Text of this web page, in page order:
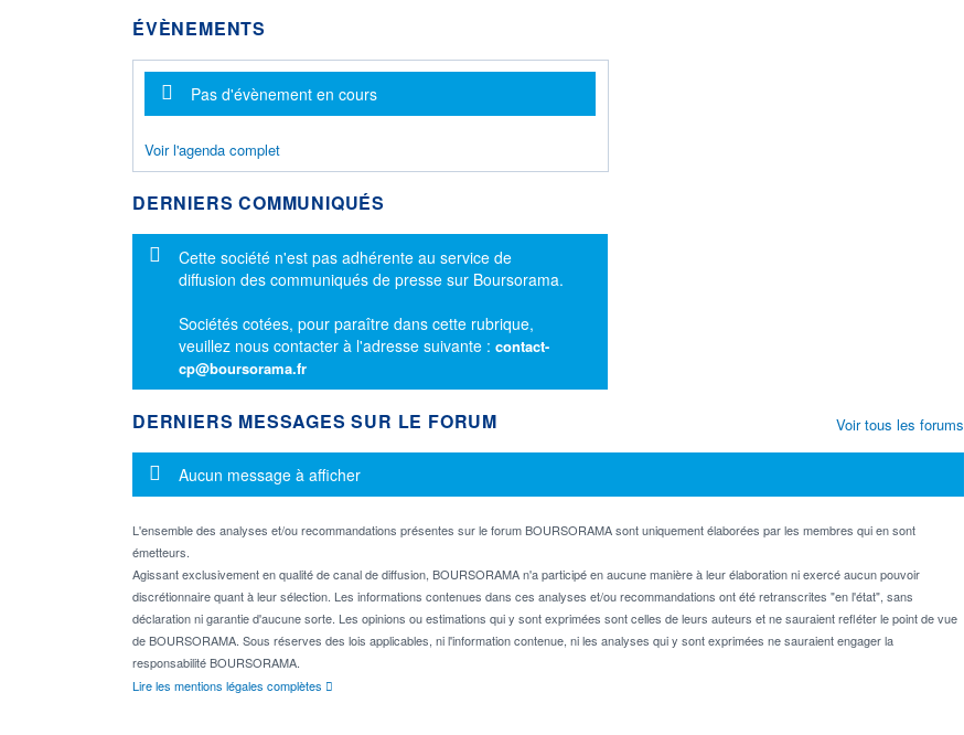
ÉVÈNEMENTS
Message d'information
Pas d'évènement en cours
Voir l'agenda complet
DERNIERS COMMUNIQUÉS
Message d'information
Cette société n'est pas adhérente au service de
diffusion des communiqués de presse sur Boursorama.
Sociétés cotées, pour paraître dans cette rubrique,
veuillez nous contacter à l'adresse suivante : contact-
cp@boursorama.fr
DERNIERS MESSAGES SUR LE FORUM
Message d'information
Aucun message à afficher
L'ensemble des analyses et/ou recommandations présentes sur le forum BOURSORAMA sont uniquement élaborées par les membres qui en sont
émetteurs.
Agissant exclusivement en qualité de canal de diffusion, BOURSORAMA n'a participé en aucune manière à leur élaboration ni exercé aucun pouvoir
discrétionnaire quant à leur sélection. Les informations contenues dans ces analyses et/ou recommandations ont été retranscrites "en l'état", sans
déclaration ni garantie d'aucune sorte. Les opinions ou estimations qui y sont exprimées sont celles de leurs auteurs et ne sauraient refléter le point de vue
de BOURSORAMA. Sous réserves des lois applicables, ni l'information contenue, ni les analyses qui y sont exprimées ne sauraient engager la
responsabilité BOURSORAMA.
Lire les mentions légales complètes
Voir tous les forums